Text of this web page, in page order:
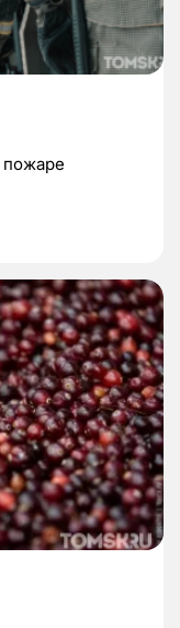
пожаре